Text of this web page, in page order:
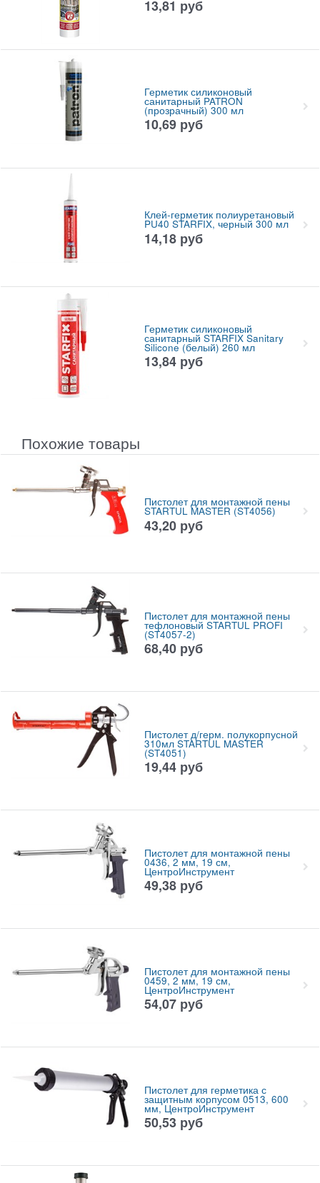
13,81 руб
Герметик силиконовый
санитарный PATRON
(прозрачный) 300 мл
10,69 руб
Клей-герметик полиуретановый
PU40 STARFIX, черный 300 мл
14,18 руб
Герметик силиконовый
санитарный STARFIX Sanitary
Silicone (белый) 260 мл
13,84 руб
Похожие товары
Пистолет для монтажной пены
STARTUL MASTER (ST4056)
43,20 руб
Пистолет для монтажной пены
тефлоновый STARTUL PROFI
(ST4057-2)
68,40 руб
Пистолет д/герм. полукорпусной
310мл STARTUL MASTER
(ST4051)
19,44 руб
Пистолет для монтажной пены
0436, 2 мм, 19 см,
ЦентроИнструмент
49,38 руб
Пистолет для монтажной пены
0459, 2 мм, 19 см,
ЦентроИнструмент
54,07 руб
Пистолет для герметика с
защитным корпусом 0513, 600
мм, ЦентроИнструмент
50,53 руб